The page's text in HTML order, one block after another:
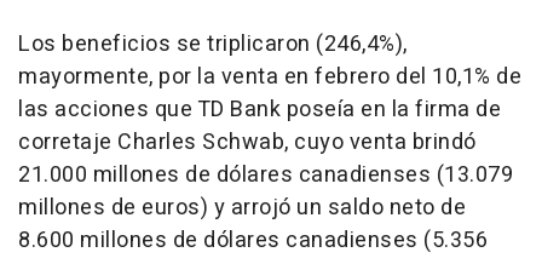
Los beneficios se triplicaron (246,4%),
mayormente, por la venta en febrero del 10,1% de
las acciones que TD Bank poseía en la firma de
corretaje Charles Schwab, cuyo venta brindó
21.000 millones de dólares canadienses (13.079
millones de euros) y arrojó un saldo neto de
8.600 millones de dólares canadienses (5.356